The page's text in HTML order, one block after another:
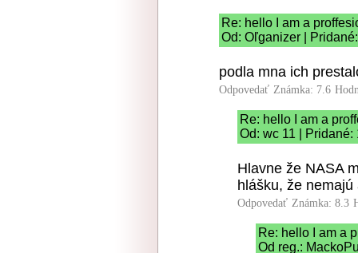
Re: hello I am a
Od: Oľganizer |
podla mna ich
Odpovedať Známka: 7.6
Re: hello I am a
Od: wc 11 | Pridané:
Hlavne že NASA
hlášku, že
Odpovedať Známka: 8.3
Re: hello I am a
Od reg.: